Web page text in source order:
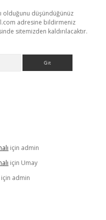
olduğunu düşündüğünüz
adresine bildirmeniz
sitemizden kaldırılacaktır.
için admin
için Umay
için admin